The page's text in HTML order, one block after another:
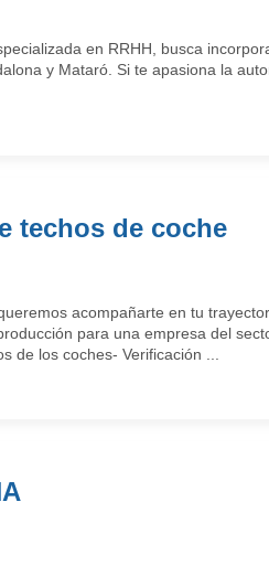
en RRHH, busca
y Mataró. Si te apasiona la
techos de coche
acompañarte en tu
para una empresa del
de los coches- Verificación ...